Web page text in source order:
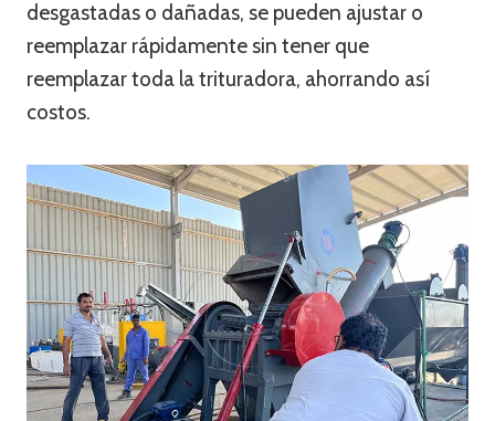
desgastadas o dañadas, se pueden ajustar o
reemplazar rápidamente sin tener que
reemplazar toda la trituradora, ahorrando así
costos.